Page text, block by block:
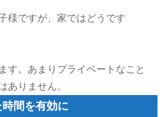
様ですが、家ではどうです
す。あまりプライベートなこと
ありません。
間を有効に